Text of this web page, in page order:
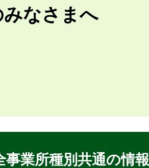
なさまへ
事業所種別共通の情報